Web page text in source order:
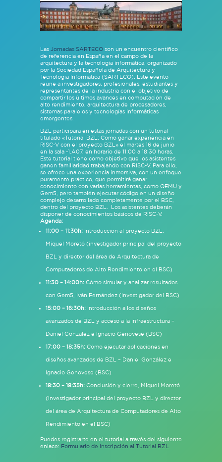
Las Jornadas SARTECOson un encuentro científico
de referencia en España en el campo de la
arquitectura y la tecnología informática, organizado
por la Sociedad Española de Arquitectura y
Tecnología Informática (SARTECO). Este evento
reúne a investigadores, profesionales, estudiantes y
representantes de la industria con el objetivo de
compartir los últimos avances en computación de
alto rendimiento, arquitectura de procesadores,
sistemas paralelos y tecnologías informáticas
emergentes.
BZL participará en estas jornadas con un tutorial
titulado «Tutorial BZL: Cómo ganar experiencia en
RISC-V con el proyecto BZL» el martes 16 de junio
en la sala -1.A07, en horario de 11:00 a 18:30 horas.
Este tutorial tiene como objetivo que los asistentes
ganen familiaridad trabajando con RISC-V. Para ello,
se ofrece una experiencia inmersiva, con un enfoque
puramente práctico, que permitirá ganar
conocimiento con varias herramientas, como QEMU y
Gem5, pero también ejecutar código en un diseño
complejo desarrollado completamente por el BSC,
dentro del proyecto BZL. Los asistentes deberán
disponer de conocimientos básicos de RISC-V.
Agenda:
11:00 – 11:30h:Introducción al proyecto BZL,
Miquel Moretó (investigador principal del proyecto
BZL y director del área de Arquitectura de
Computadores de Alto Rendimiento en el BSC)
11:30 – 14:00h:Cómo simular y analizar resultados
con Gem5, Iván Fernández (investigador del BSC)
15:00 – 16:30h:Introducción a los diseños
avanzados de BZL y acceso a la infraestructura –
Daniel González e Ignacio Genovese (BSC)
17:00 – 18:35h:Cómo ejecutar aplicaciones en
diseños avanzados de BZL – Daniel González e
Ignacio Genovese (BSC)
18:30 – 18:35h: Conclusión y cierre, Miquel Moretó
(investigador principal del proyecto BZL y director
del área de Arquitectura de Computadores de Alto
Rendimiento en el BSC)
Puedes registrarte en el tutorial a través del siguiente
enlace: Formulario de inscripción al Tutorial BZL